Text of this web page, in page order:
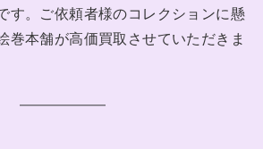
す。ご依頼者様のコレクションに懸
巻本舗が高価買取させていただきま